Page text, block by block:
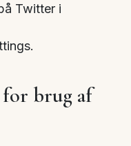
Twitter i
brug af